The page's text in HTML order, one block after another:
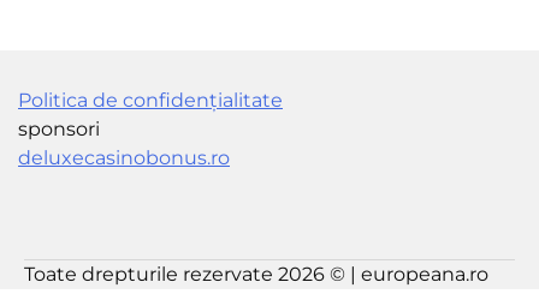
Politica de confidențialitate
sponsori
deluxecasinobonus.ro
Toate drepturile rezervate 2026 © | europeana.ro